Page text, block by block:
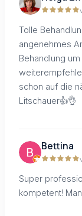
Tolle
angenehmes
Behandlung
schon auf die
Litschauer👍👌
Bettina
Super
kompetent!